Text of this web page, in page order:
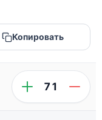
Копировать
71